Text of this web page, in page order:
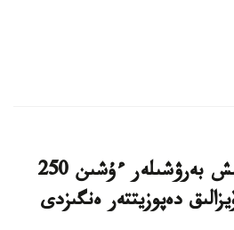
ا ق ش كەيبىر ءوتىنىش بەرۋشىلەر ءۇشىن 250
دەپوزيتتەر ەنگىزدى